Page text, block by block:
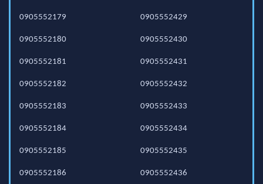
0905552179
0905552180
0905552181
0905552182
0905552183
0905552184
0905552185
0905552186
0905552429
0905552430
0905552431
0905552432
0905552433
0905552434
0905552435
0905552436